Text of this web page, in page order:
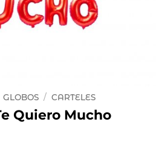
GLOBOS / CARTELES
Quiero Mucho